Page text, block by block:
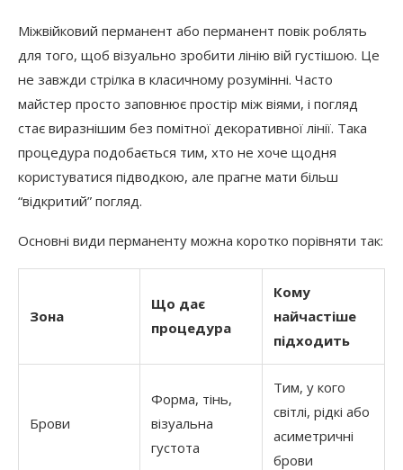
Міжвійковий перманент або перманент повік роблять
для того, щоб візуально зробити лінію вій густішою. Це
не завжди стрілка в класичному розумінні. Часто
майстер просто заповнює простір між віями, і погляд
стає виразнішим без помітної декоративної лінії. Така
процедура подобається тим, хто не хоче щодня
користуватися підводкою, але прагне мати більш
“відкритий” погляд.
Основні види перманенту можна коротко порівняти так:
Зона
Що дає
процедура
Кому
найчастіше
підходить
Брови
Форма, тінь,
візуальна
густота
Тим, у кого
світлі, рідкі або
асиметричні
брови